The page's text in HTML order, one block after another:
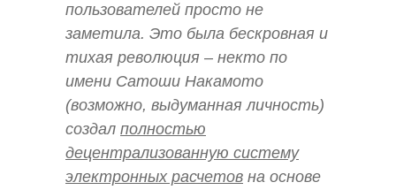
пользователей просто не
заметила. Это была бескровная и
тихая революция – некто по
имени Сатоши Накамото
(возможно, выдуманная личность)
создал полностью
децентрализованную систему
электронных расчетов на основе